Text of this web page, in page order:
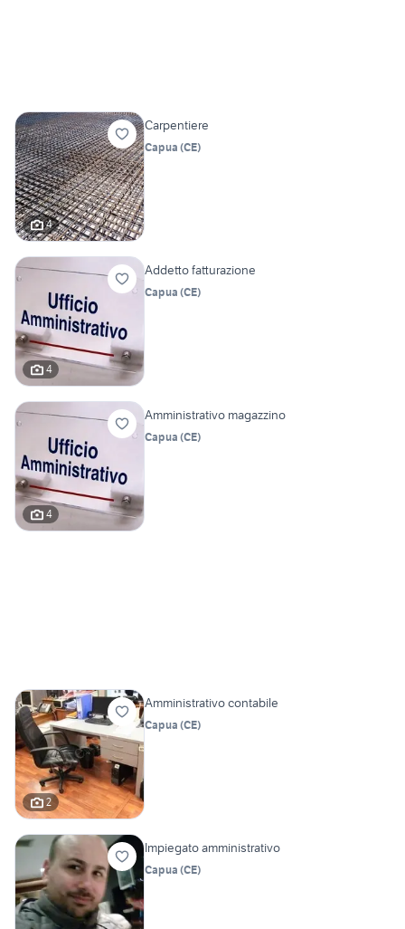
4
Carpentiere
Capua (CE)
4
Addetto fatturazione
Capua (CE)
4
Amministrativo magazzino
Capua (CE)
2
Amministrativo contabile
Capua (CE)
Impiegato amministrativo
Capua (CE)